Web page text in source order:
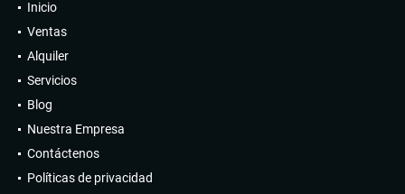
Inicio
Ventas
Alquiler
Servicios
Blog
Nuestra Empresa
Contáctenos
Políticas de privacidad